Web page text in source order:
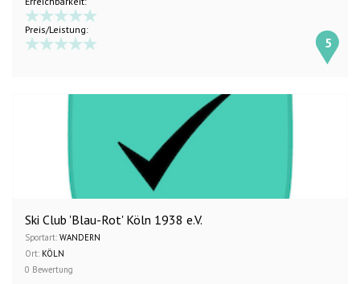
Preis/Leistung:
5
Ski Club 'Blau-Rot' Köln 1938 e.V.
Sportart: WANDERN
Ort: KÖLN
0 Bewertung